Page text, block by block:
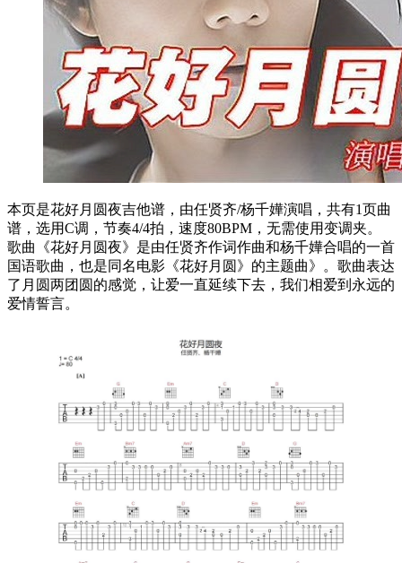
本页是花好月圆夜吉他谱，由任贤齐/杨千嬅演唱，共有1页曲
谱，选用C调，节奏4/4拍，速度80BPM，无需使用变调夹。
歌曲《花好月圆夜》是由任贤齐作词作曲和杨千嬅合唱的一首
国语歌曲，也是同名电影《花好月圆》的主题曲》。歌曲表达
了月圆两团圆的感觉，让爱一直延续下去，我们相爱到永远的
爱情誓言。